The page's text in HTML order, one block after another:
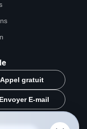
Appel gratuit
Envoyer E-mail